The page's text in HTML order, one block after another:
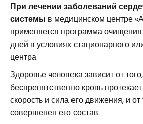
При лечении заболеваний
системы в медицинском центре
применяется программа
дней в условиях стационарного
центра.
Здоровье человека зависит от
беспрепятственно кровь
скорость и сила его движения, и от
совершенен его состав.